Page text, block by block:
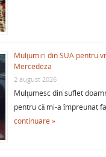
Mulţumiri din SUA pentru
Mercedeza
2 august 2026
Mulţumesc din suflet
pentru că mi-a împreunat
continuare »